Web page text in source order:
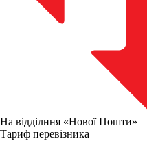
На відділння «Нової Пошти»
Тариф перевізника